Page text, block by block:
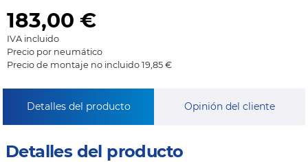
183,00 €
IVA incluido
Precio por neumático
Precio de montaje no incluido 19,85 €
Detalles del producto Opinión del cliente
Detalles del producto